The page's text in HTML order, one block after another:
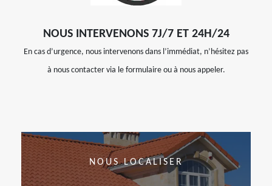
NOUS INTERVENONS 7J/7 ET 24H/24
En cas d’urgence, nous intervenons dans l’immédiat, n’hésitez pas
à nous contacter via le formulaire ou à nous appeler.
NOUS LOCALISER